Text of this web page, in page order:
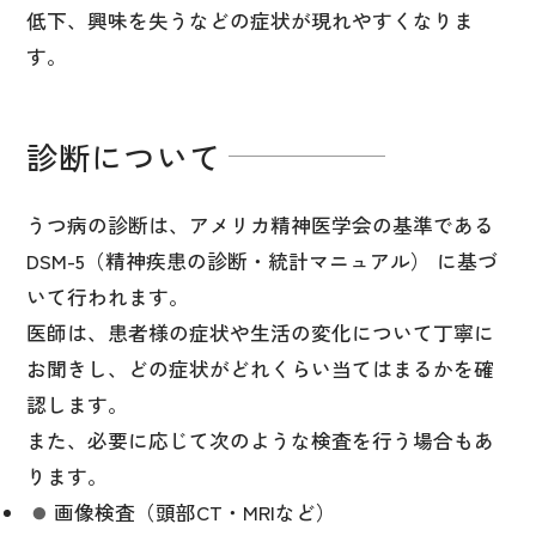
低下、興味を失うなどの症状が現れやすくなりま
す。
診断について
うつ病の診断は、アメリカ精神医学会の基準である
DSM-5（精神疾患の診断・統計マニュアル） に基づ
いて行われます。
医師は、患者様の症状や生活の変化について丁寧に
お聞きし、どの症状がどれくらい当てはまるかを確
認します。
また、必要に応じて次のような検査を行う場合もあ
ります。
画像検査（頭部CT・MRIなど）